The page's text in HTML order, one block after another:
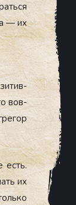
— их
вов­
есть.
их